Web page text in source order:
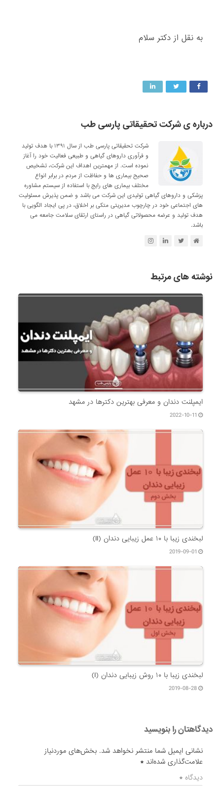
به نقل از دکتر سلام
درباره ی شرکت تحقیقاتی پارسی طب
شرکت تحقیقاتی پارسی طب از سال ۱۳۹۱ با هدف تولید
و فرآوری داروهای گیاهی و طبیعی فعالیت خود را آغاز
نموده است. از مهمترین اهداف این شرکت، تشخیص
صحیح بیماری ها و حفاظت از مردم در برابر انواع
مختلف بیماری های رایج با استفاده از سیستم مشاوره
پزشکی و داروهای گیاهی تولیدی این شرکت می باشد و ضمن پذیرش مسئولیت
های اجتماعی خود در چارچوب مدیریتی متکی بر اخلاق، در پی ایجاد الگویی با
هدف تولید و عرضه محصولاتی گیاهی در راستای ارتقای سلامت جامعه می
باشد.
نوشته های مرتبط
ایمپلنت دندان و معرفی بهترین دکترها در مشهد
2022-10-11
لبخندی زیبا با ۱۰ عمل زیبایی دندان (II)
2019-09-01
لبخندی زیبا با ۱۰ روش زیبایی دندان (I)
2019-08-28
دیدگاهتان را بنویسید
نشانی ایمیل شما منتشر نخواهد شد. بخش‌های موردنیاز
علامت‌گذاری شده‌اند*
دیدگاه*